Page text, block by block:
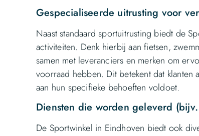
Gespecialiseerde uitrusting voor
Naast standaard sportuitrusting biedt de
activiteiten. Denk hierbij aan fietsen,
samen met leveranciers en merken om
voorraad hebben. Dit betekent dat
aan hun specifieke behoeften voldoet.
Diensten die worden geleverd
De Sportwinkel in Eindhoven biedt ook